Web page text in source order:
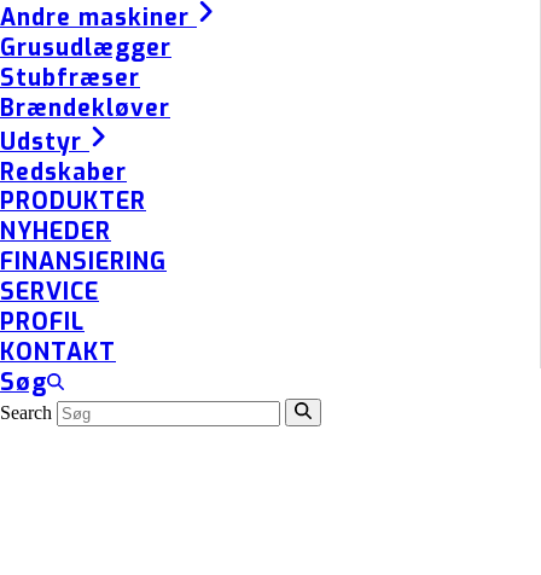
Andre maskiner
Grusudlægger
Stubfræser
Brændekløver
Udstyr
Redskaber
PRODUKTER
NYHEDER
FINANSIERING
SERVICE
PROFIL
KONTAKT
Søg
Search